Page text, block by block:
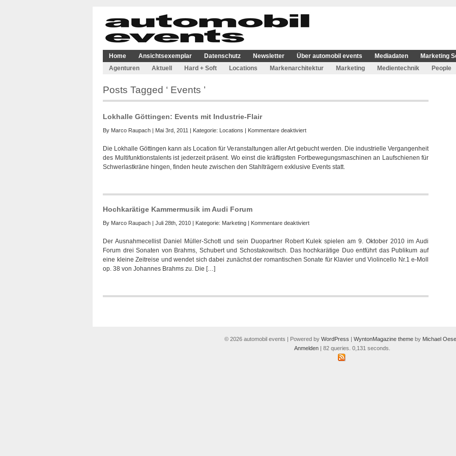
Home Ansichtsexemplar Datenschutz Newsletter Über automobil events Mediadaten
Marketing
Agenturen
Aktuell Hard + Soft Locations Markenarchitektur Marketing Medientechnik People
Posts Tagged ‘ Events ’
Lokhalle Göttingen: Events mit Industrie-Flair
By Marco Raupach | Mai 3rd, 2011 | Kategorie: Locations | Kommentare deaktiviertfür
Göttingen:
Events
mit
Die Lokhalle Göttingen kann als Location für Veranstaltungen aller Art gebucht werden. Die industrielle Vergangenheit
des Multifunktionstalents ist jederzeit präsent. Wo einst die kräftigsten Fortbewegungsmaschinen an Laufschienen für
Schwerlastkräne hingen, finden heute zwischen den Stahlträgern exklusive Events statt.
Hochkarätige Kammermusik im Audi Forum
By Marco Raupach | Juli 28th, 2010 | Kategorie: Marketing | Kommentare deaktiviertfür
Kammermusik
im
Audi
Der Ausnahmecellist Daniel Müller-Schott und sein Duopartner Robert Kulek spielen am 9. Oktober 2010 im Audi
Forum drei Sonaten von Brahms, Schubert und Schostakowitsch. Das hochkarätige Duo entführt das Publikum auf
eine kleine Zeitreise und wendet sich dabei zunächst der romantischen Sonate für Klavier und Violincello Nr.1 e-Moll
op. 38 von Johannes Brahms zu. Die […]
© 2026 automobil events | Powered by WordPress | WyntonMagazine theme by Michael
Anmelden| 82 queries. 0,131 seconds.